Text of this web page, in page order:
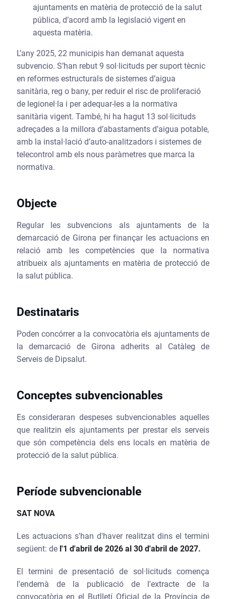
ajuntaments en matèria de protecció de la salut
pública, d’acord amb la legislació vigent en
aquesta matèria.
L’any 2025, 22 municipis han demanat aquesta
subvencio. S’han rebut 9 sol·licituds per suport tècnic
en reformes estructurals de sistemes d’aigua
sanitària, reg o bany, per reduir el risc de proliferació
de legionel·la i per adequar-les a la normativa
sanitària vigent. També, hi ha hagut 13 sol·licituds
adreçades a la millora d’abastaments d’aigua potable,
amb la instal·lació d’auto-analitzadors i sistemes de
telecontrol amb els nous paràmetres que marca la
normativa.
Objecte
Regular les subvencions als ajuntaments de la
demarcació de Girona per finançar les actuacions en
relació amb les competències que la normativa
atribueix als ajuntaments en matèria de protecció de
la salut pública.
Destinataris
Poden concórrer a la convocatòria els ajuntaments de
la demarcació de Girona adherits al Catàleg de
Serveis de Dipsalut.
Conceptes subvencionables
Es consideraran despeses subvencionables aquelles
que realitzin els ajuntaments per prestar els serveis
que són competència dels ens locals en matèria de
protecció de la salut pública.
Període subvencionable
SAT NOVA
Les actuacions s'han d'haver realitzat dins el termini
següent: del'1 d'abril de 2026 al 30 d'abril de 2027.
El termini de presentació de sol·licituds comença
l'endemà de la publicació de l'extracte de la
convocatòria en el Butlletí Oficial de la Província de